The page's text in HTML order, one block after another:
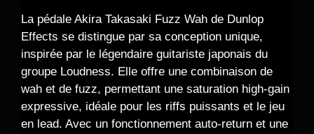
La pédale Akira Takasaki Fuzz Wah de Dunlop
Effects se distingue par sa conception unique,
inspirée par le légendaire guitariste japonais du
groupe Loudness. Elle offre une combinaison de
wah et de fuzz, permettant une saturation high-gain
expressive, idéale pour les riffs puissants et le jeu
en lead. Avec un fonctionnement auto-return et une